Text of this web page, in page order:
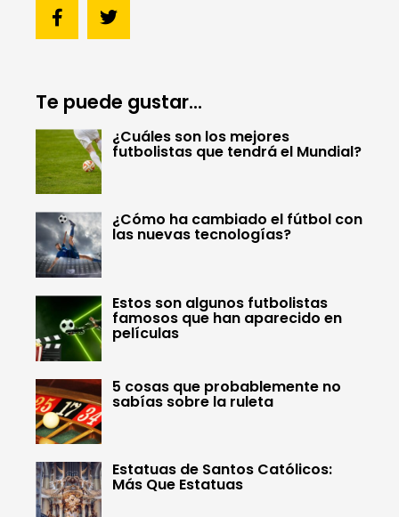
Te puede gustar...
¿Cuáles son los mejores
futbolistas que tendrá el Mundial?
¿Cómo ha cambiado el fútbol con
las nuevas tecnologías?
Estos son algunos futbolistas
famosos que han aparecido en
películas
5 cosas que probablemente no
sabías sobre la ruleta
Estatuas de Santos Católicos:
Más Que Estatuas